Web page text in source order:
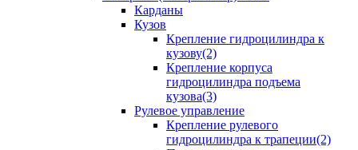
Карданы
Кузов
Крепление гидроцилиндра к
кузову(2)
Крепление корпуса
гидроцилиндра подъема
кузова(3)
Рулевое управление
Крепление рулевого
гидроцилиндра к трапеции(2)